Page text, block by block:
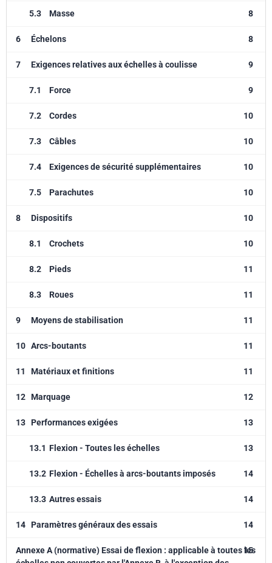
5.3 Masse 8
6 Échelons 8
7 Exigences relatives aux échelles à coulisse 9
7.1 Force 9
7.2 Cordes 10
7.3 Câbles 10
7.4 Exigences de sécurité supplémentaires 10
7.5 Parachutes 10
8 Dispositifs 10
8.1 Crochets 10
8.2 Pieds 11
8.3 Roues 11
9 Moyens de stabilisation 11
10 Arcs-boutants 11
11 Matériaux et finitions 11
12 Marquage 12
13 Performances exigées 13
13.1 Flexion - Toutes les échelles 13
13.2 Flexion - Échelles à arcs-boutants imposés 14
13.3 Autres essais 14
14 Paramètres généraux des essais 14
Annexe A (normative) Essai de flexion : applicable à toutes les
15